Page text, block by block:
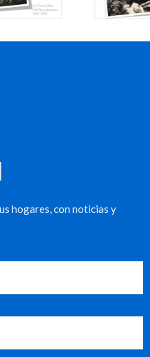
hogares, con noticias y